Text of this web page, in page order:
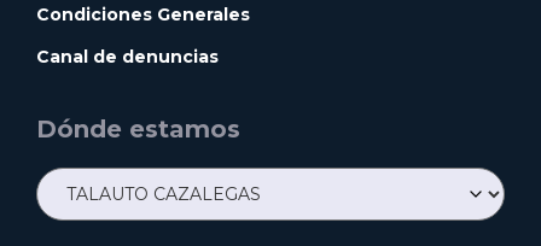
Condiciones Generales
Canal de denuncias
Dónde estamos